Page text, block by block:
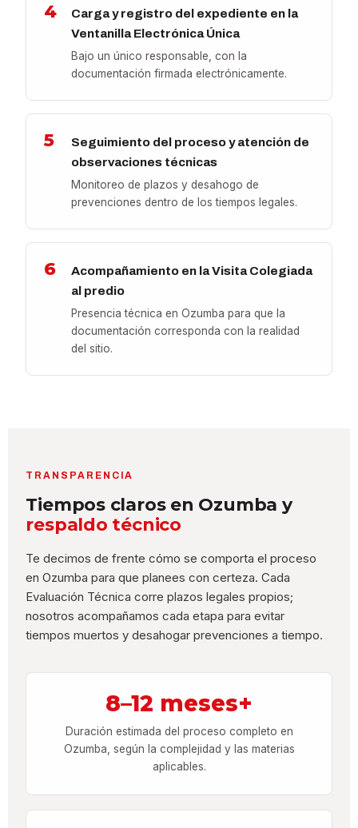
4
Carga y registro del expediente en la
Ventanilla Electrónica Única
Bajo un único responsable, con la
documentación firmada electrónicamente.
5
Seguimiento del proceso y atención de
observaciones técnicas
Monitoreo de plazos y desahogo de
prevenciones dentro de los tiempos legales.
6
Acompañamiento en la Visita Colegiada
al predio
Presencia técnica en Ozumba para que la
documentación corresponda con la realidad
del sitio.
TRANSPARENCIA
Tiempos claros en Ozumba y
respaldo técnico
Te decimos de frente cómo se comporta el proceso
en Ozumba para que planees con certeza. Cada
Evaluación Técnica corre plazos legales propios;
nosotros acompañamos cada etapa para evitar
tiempos muertos y desahogar prevenciones a tiempo.
8–12 meses+
Duración estimada del proceso completo en
Ozumba, según la complejidad y las materias
aplicables.